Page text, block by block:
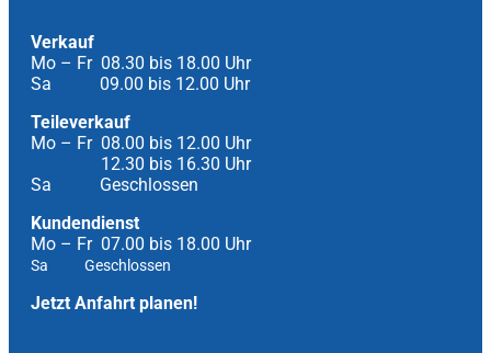
Verkauf
Mo – Fr 08.30 bis 18.00 Uhr
Sa 09.00 bis 12.00 Uhr
Teileverkauf
Mo – Fr 08.00 bis 12.00 Uhr
12.30 bis 16.30 Uhr
Sa Geschlossen
Kundendienst
Mo – Fr 07.00 bis 18.00 Uhr
Sa Geschlossen
Jetzt Anfahrt planen!